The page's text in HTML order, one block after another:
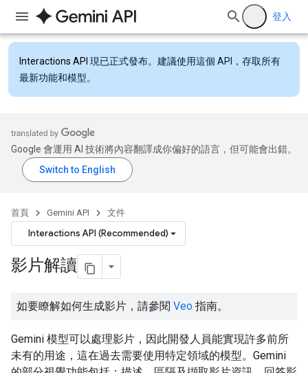
登入
Interactions API 現已正式發布。建議使用這個 API，存取所有
最新功能和模型。
Google 會運用 AI 技術將內容翻譯成你偏好的語言，但可能會出錯。
首頁 Gemini API 文件
Interactions API (Recommended)
影片解讀
如要瞭解如何生成影片，請參閱 Veo 指南。
Gemini 模型可以處理影片，因此開發人員能實現許多前所
未有的用途，這在過去需要使用特定領域的模型。Gemini